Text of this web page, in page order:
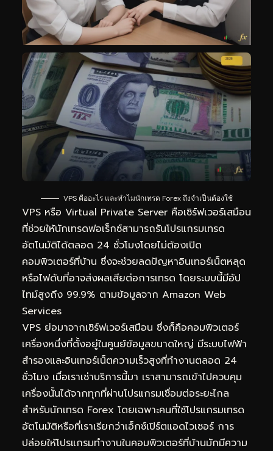
VPS คืออะไร และทำไมนักเทรด Forex ถึงจำเป็นต้องใช้
VPS หรือ Virtual Private Server คือเซิร์ฟเวอร์เสมือน
ที่ช่วยให้นักเทรดฟอเร็กซ์สามารถรันโปรแกรมเทรด
อัตโนมัติได้ตลอด 24 ชั่วโมงโดยไม่ต้องเปิด
คอมพิวเตอร์ที่บ้าน ซึ่งจะช่วยลดปัญหาอินเทอร์เน็ตหลุด
หรือไฟดับที่อาจส่งผลเสียต่อการเทรด โดยระบบนี้มีอัป
ไทม์สูงถึง 99.9% ตามข้อมูลจาก Amazon Web
Services
VPS ย่อมาจากเซิร์ฟเวอร์เสมือน ซึ่งก็คือคอมพิวเตอร์
เครื่องหนึ่งที่ตั้งอยู่ในศูนย์ข้อมูลขนาดใหญ่ มีระบบไฟฟ้า
สำรองและอินเทอร์เน็ตความเร็วสูงที่ทำงานตลอด 24
ชั่วโมง เมื่อเราเช่าบริการนี้มา เราสามารถเข้าไปควบคุม
เครื่องนั้นได้จากทุกที่ผ่านโปรแกรมเชื่อมต่อระยะไกล
สำหรับนักเทรด Forex โดยเฉพาะคนที่ใช้โปรแกรมเทรด
อัตโนมัติหรือที่เราเรียกว่าเอ็กซ์เปิร์ตแอดไวเซอร์ การ
ปล่อยให้โปรแกรมทำงานในคอมพิวเตอร์ที่บ้านมักมีความ